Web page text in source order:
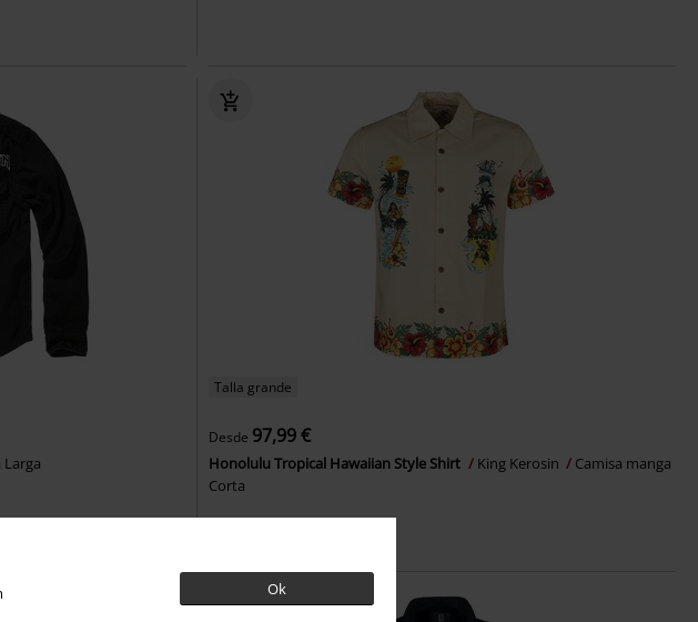
Ok
Larga
Talla grande
Desde 97,99 €
Honolulu Tropical Hawaiian Style Shirt King Kerosin
Camisa manga
Corta